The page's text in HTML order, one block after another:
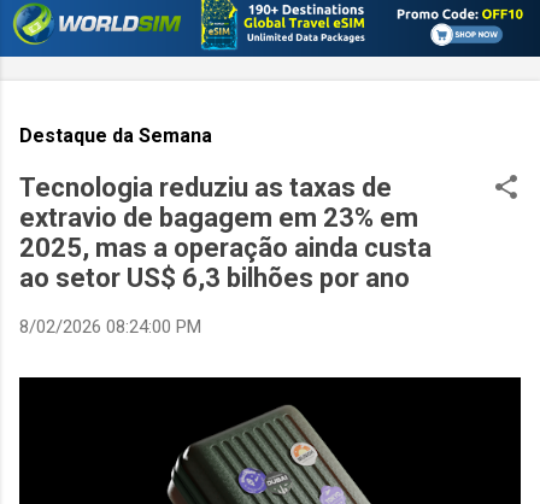
Destaque da Semana
Tecnologia reduziu as taxas de
extravio de bagagem em 23% em
2025, mas a operação ainda custa
ao setor US$ 6,3 bilhões por ano
8/02/2026 08:24:00 PM